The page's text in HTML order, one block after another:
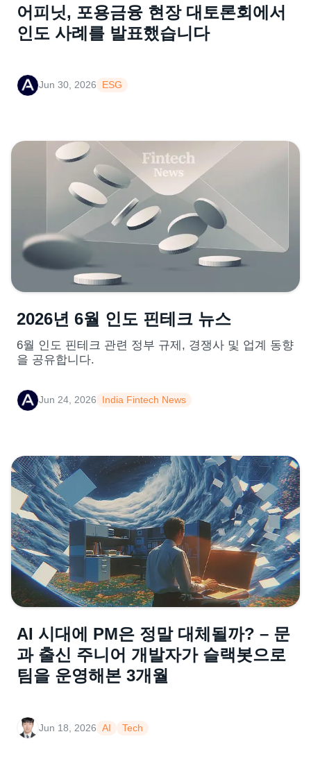
어피닛, 포용금융 현장 대토론회에서
인도 사례를 발표했습니다
Jun 30, 2026 ESG
2026년 6월 인도 핀테크 뉴스
6월 인도 핀테크 관련 정부 규제, 경쟁사 및 업계 동향
을 공유합니다.
Jun 24, 2026 India Fintech News
AI 시대에 PM은 정말 대체될까? – 문
과 출신 주니어 개발자가 슬랙봇으로
팀을 운영해본 3개월
Jun 18, 2026 AI Tech